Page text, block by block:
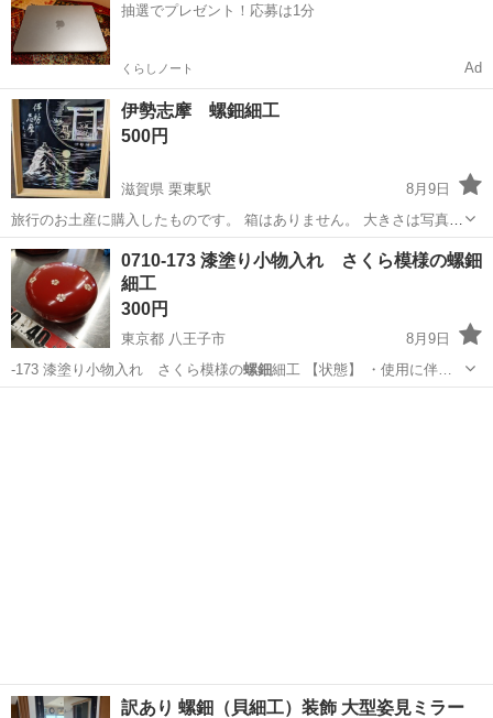
抽選でプレゼント！応募は1分
くらしノート Ad
伊勢志摩 螺鈿細工
500円
滋賀県 栗東駅
8月9日
旅行のお土産に購入したものです。 箱はありません。 大きさは写真3
で確認してください。 プロフ必読！
滋賀 草津市 その他 螺鈿
0710-173 漆塗り小物入れ さくら模様の螺鈿
細工
300円
東京都 八王子市
8月9日
-173 漆塗り小物入れ さくら模様の螺鈿 細工 【状態】 ・使用に伴…
訳あり 螺鈿（貝細工）装飾 大型姿見ミラー